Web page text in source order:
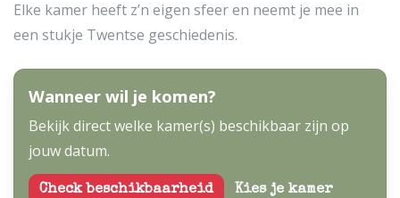
Elke kamer heeft z’n eigen sfeer en neemt je mee in
een stukje Twentse geschiedenis.
Wanneer wil je komen?
Bekijk direct welke kamer(s) beschikbaar zijn op
jouw datum.
Check beschikbaarheid Kies je kamer